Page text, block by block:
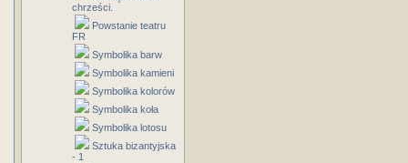
chrześci.
Powstanie teatru
FR
Symbolika barw
Symbolika kamieni
Symbolika kolorów
Symbolika koła
Symbolika lotosu
Sztuka bizantyjska
- 1